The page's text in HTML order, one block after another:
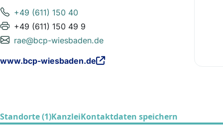
+49 (611) 150 40
+49 (611) 150 49 9
rae@bcp-wiesbaden.de
www.bcp-wiesbaden.de
Standorte (1)KanzleiKontaktdaten speichern